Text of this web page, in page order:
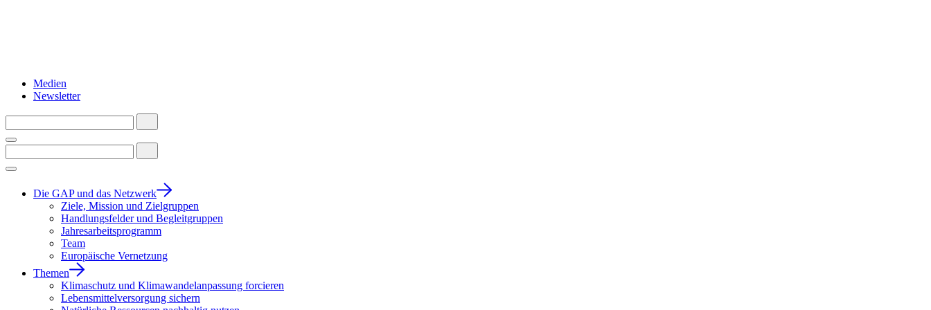
Medien
Newsletter
Die GAP und das Netzwerk
Ziele, Mission und Zielgruppen
Handlungsfelder und Begleitgruppen
Jahresarbeitsprogramm
Team
Europäische Vernetzung
Themen
Klimaschutz und Klimawandelanpassung forcieren
Lebensmittelversorgung sichern